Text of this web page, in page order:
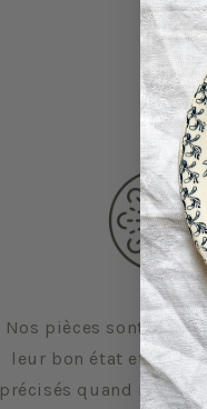
Nos pièces sont
leur bon état et leurs
précisés quand il y en